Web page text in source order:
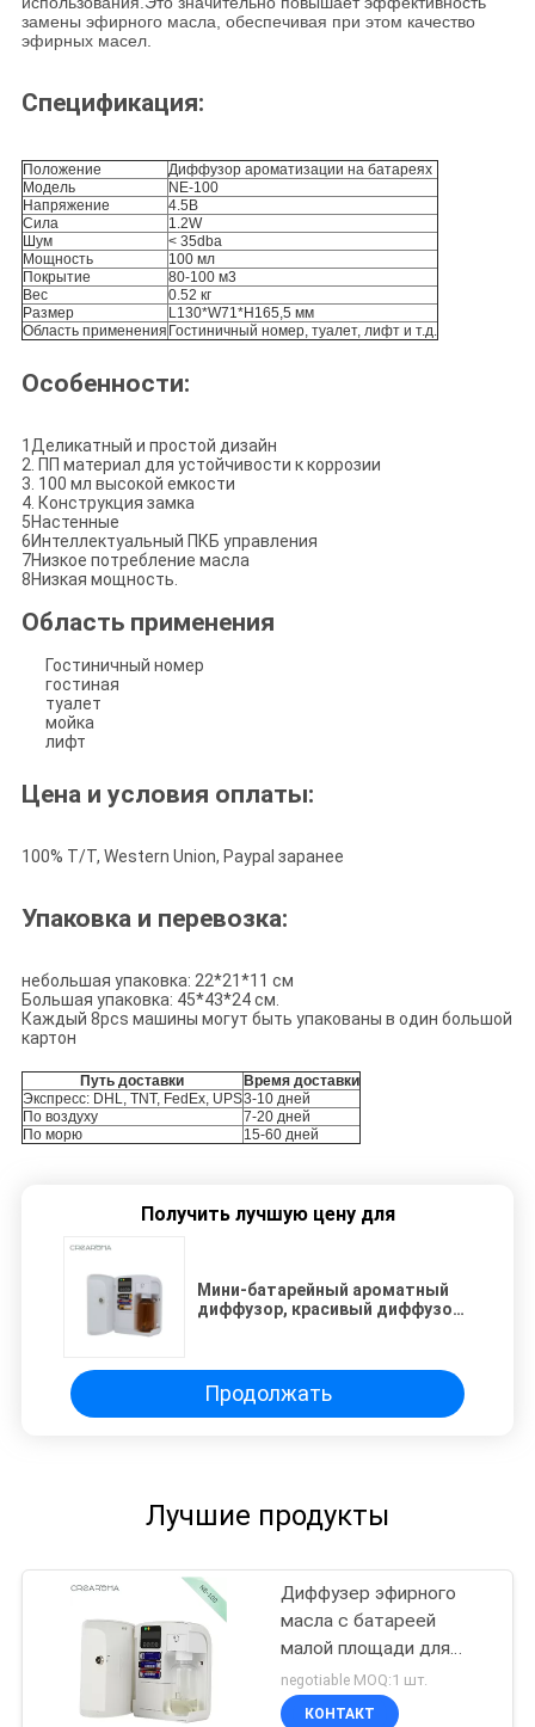
замены эфирного масла, обеспечивая при этом качество
эфирных масел.
Спецификация:
Положение
Диффузор ароматизации на батареях
Модель
NE-100
Напряжение
4.5В
Сила
1.2W
Шум
< 35dba
Мощность
100 мл
Покрытие
80-100 м3
Вес
0.52 кг
Размер
L130*W71*H165,5 мм
Область применения Гостиничный номер, туалет, лифт и т.д.
Особенности:
1Деликатный и простой дизайн
2. ПП материал для устойчивости к коррозии
3. 100 мл высокой емкости
4. Конструкция замка
5Настенные
6Интеллектуальный ПКБ управления
7Низкое потребление масла
8Низкая мощность.
Область применения
Гостиничный номер
гостиная
туалет
мойка
лифт
Цена и условия оплаты:
100% T/T, Western Union, Paypal заранее
Упаковка и перевозка:
небольшая упаковка: 22*21*11 см
Большая упаковка: 45*43*24 см.
Каждый 8pcs машины могут быть упакованы в один большой
картон
Путь доставки
Время доставки
Экспресс: DHL, TNT, FedEx, UPS3-10 дней
По воздуху
7-20 дней
По морю
15-60 дней
Получить лучшую цену для
Мини-батарейный ароматный
диффузор, красивый диффузор
Продолжать
Лучшие продукты
Диффузер эфирного
масла с батареей
малой площади для
гостиничного номера
negotiable MOQ:1 шт.
КОНТАКТ